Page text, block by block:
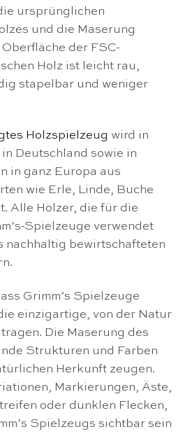
ursprünglichen
und die Maserung
der FSC-
Holz ist leicht rau,
stapelbar und weniger
Holzspielzeug wird in
in Deutschland sowie in
in ganz Europa aus
wie Erle, Linde, Buche
Alle Hölzer, die für die
Spielzeuge verwendet
nachhaltig bewirtschafteten
Grimm’s Spielzeuge
einzigartige, von der Natur
Die Maserung des
Strukturen und Farben
Herkunft zeugen.
Markierungen, Äste,
oder dunklen Flecken,
Spielzeugs sichtbar sein